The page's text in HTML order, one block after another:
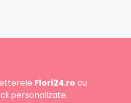
Flori24.ro cu
personalizate.